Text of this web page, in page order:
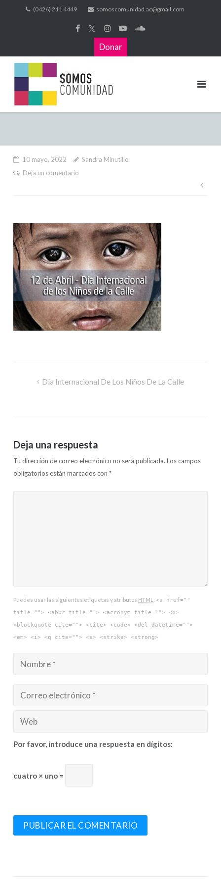
(0426) 211 4449 somoscomunidad.ac@gmail.com
𝕏
Donar
10 mayo, 2022
Sandra Minutillo
Deja un comentario
Día Internacional De Los Niños De La Calle
Deja una respuesta
Tu dirección de correo electrónico no será publicada. Los campos
obligatorios están marcados con*
Puedes usar las siguientes etiquetas y atributos HTML :<a href=""
title=""> <abbr title=""> <acronym title=""> <b>
<blockquote cite=""> <cite> <code> <del datetime="">
<em> <i> <q cite=""> <s> <strike> <strong>
Por favor, introduce una respuesta en dígitos:
cuatro × uno =